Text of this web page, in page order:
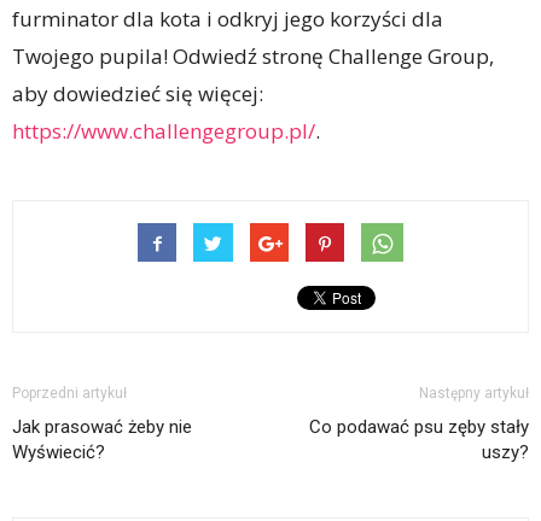
furminator dla kota i odkryj jego korzyści dla
Twojego pupila! Odwiedź stronę Challenge Group,
aby dowiedzieć się więcej:
https://www.challengegroup.pl/.
Poprzedni artykuł
Jak prasować żeby nie
Wyświecić?
Następny artykuł
Co podawać psu zęby stały
uszy?